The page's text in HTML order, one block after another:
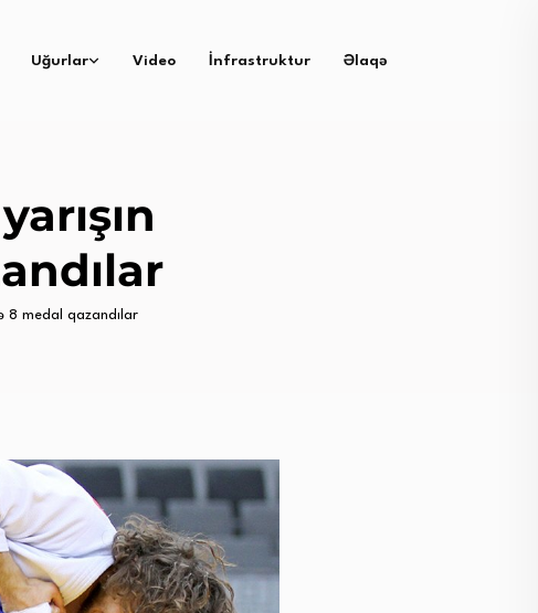
Uğurlar Video İnfrastruktur Əlaqə
8 medal qazandılar